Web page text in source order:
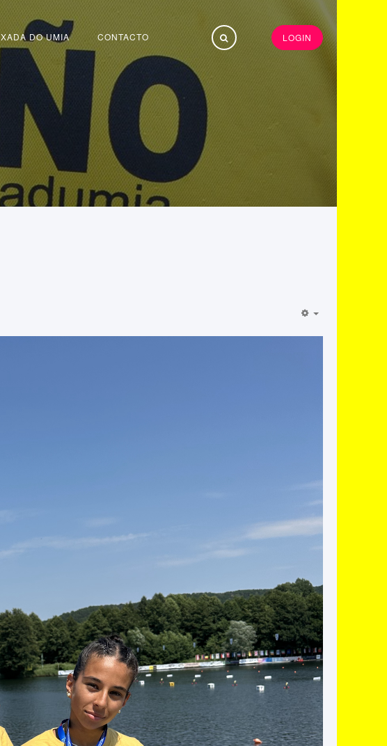
DO UMIA CONTACTO LOGIN
EMPTY